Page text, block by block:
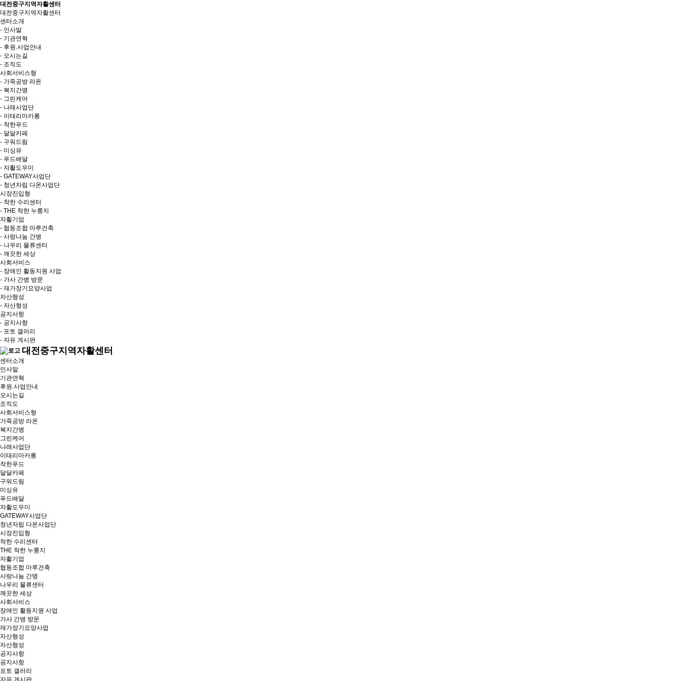
대전중구지역자활센터
대전중구지역자활센터
센터소개
- 인사말
- 기관연혁
- 후원.사업안내
- 오시는길
- 조직도
사회서비스형
- 가죽공방 라온
- 복지간병
- 그린케어
- 나래사업단
- 이태리마카롱
- 착한푸드
- 달달카페
- 구워드림
- 미싱유
- 푸드배달
- 자활도우미
- GATEWAY사업단
- 청년자립 다온사업단
시장진입형
- 착한 수리센터
- THE 착한 누룽지
자활기업
- 협동조합 마루건축
- 사랑나눔 간병
- 나우리 물류센터
- 깨끗한 세상
사회서비스
- 장애인 활동지원 사업
- 가사 간병 방문
- 재가장기요양사업
자산형성
- 자산형성
공지사항
- 공지사항
- 포토 갤러리
- 자유 게시판
대전중구지역자활센터
센터소개
인사말
기관연혁
후원.사업안내
오시는길
조직도
사회서비스형
가죽공방 라온
복지간병
그린케어
나래사업단
이태리마카롱
착한푸드
달달카페
구워드림
미싱유
푸드배달
자활도우미
GATEWAY사업단
청년자립 다온사업단
시장진입형
착한 수리센터
THE 착한 누룽지
자활기업
협동조합 마루건축
사랑나눔 간병
나우리 물류센터
깨끗한 세상
사회서비스
장애인 활동지원 사업
가사 간병 방문
재가장기요양사업
자산형성
자산형성
공지사항
공지사항
포토 갤러리
자유 게시판